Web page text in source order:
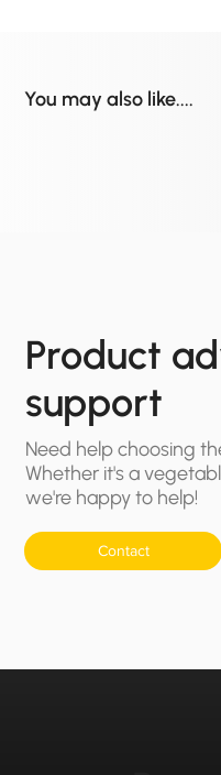
You may also like....
Product
support
Need help choosing
Whether it's a
we're happy to help!
Contact